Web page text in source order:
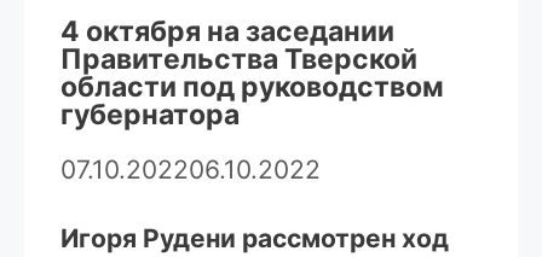
4 октября на заседании
Правительства Тверской
области под руководством
губернатора
07.10.202206.10.2022
Игоря Рудени рассмотрен ход